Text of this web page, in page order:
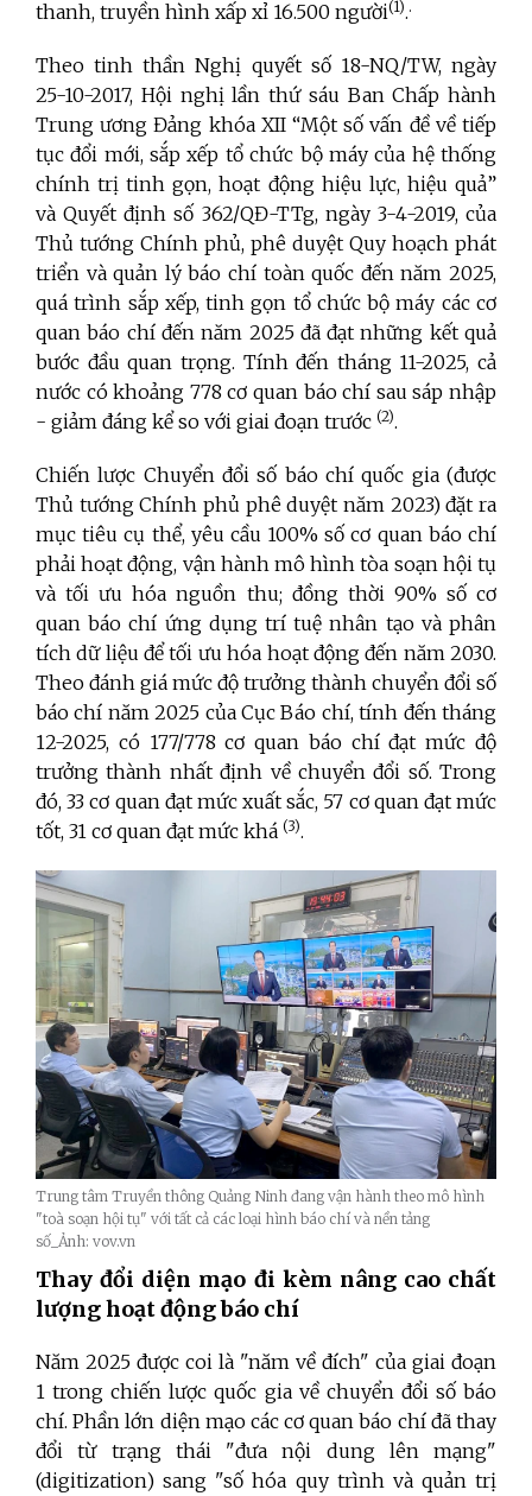
thanh, truyền hình xấp xỉ 16.500 người(1)..
Theo tinh thần Nghị quyết số 18-NQ/TW, ngày
25-10-2017, Hội nghị lần thứ sáu Ban Chấp hành
Trung ương Đảng khóa XII “Một số vấn đề về tiếp
tục đổi mới, sắp xếp tổ chức bộ máy của hệ thống
chính trị tinh gọn, hoạt động hiệu lực, hiệu quả”
vàQuyết định số 362/QĐ-TTg, ngày 3-4-2019, của
Thủ tướng Chính phủ, phê duyệt Quy hoạch phát
triển và quản lý báo chí toàn quốc đến năm 2025,
quá trình sắp xếp, tinh gọn tổ chức bộ máy các cơ
quan báo chí đến năm 2025 đã đạt những kết quả
bước đầu quan trọng. Tính đến tháng 11-2025, cả
nước có khoảng 778 cơ quan báo chí sau sáp nhập
- giảm đáng kể so với giai đoạn trước (2).
Chiến lược Chuyển đổi số báo chí quốc gia (được
Thủ tướng Chính phủ phê duyệt năm 2023) đặt ra
mục tiêu cụ thể, yêu cầu 100% số cơ quan báo chí
phải hoạt động, vận hành mô hình tòa soạn hội tụ
và tối ưu hóa nguồn thu; đồng thời 90% số cơ
quan báo chí ứng dụng trí tuệ nhân tạo và phân
tích dữ liệu để tối ưu hóa hoạt động đến năm 2030.
Theo đánh giá mức độ trưởng thành chuyển đổi số
báo chí năm 2025 của Cục Báo chí, tính đến tháng
12-2025, có 177/778 cơ quan báo chí đạt mức độ
trưởng thành nhất định về chuyển đổi số. Trong
đó, 33 cơ quan đạt mức xuất sắc, 57 cơ quan đạt mức
tốt, 31 cơ quan đạt mức khá (3).
Trung tâm Truyền thông Quảng Ninh đang vận hành theo mô hình
"toà soạn hội tụ" với tất cả các loại hình báo chí và nền tảng
số_Ảnh: vov.vn
Thay đổi diện mạo đi kèm nâng cao chất
lượng hoạt động báo chí
Năm 2025 được coi là "năm về đích" của giai đoạn
1 trong chiến lược quốc gia về chuyển đổi số báo
chí. Phần lớn diện mạo các cơ quan báo chí đã thay
đổi từ trạng thái "đưa nội dung lên mạng"
(digitization) sang "số hóa quy trình và quản trị